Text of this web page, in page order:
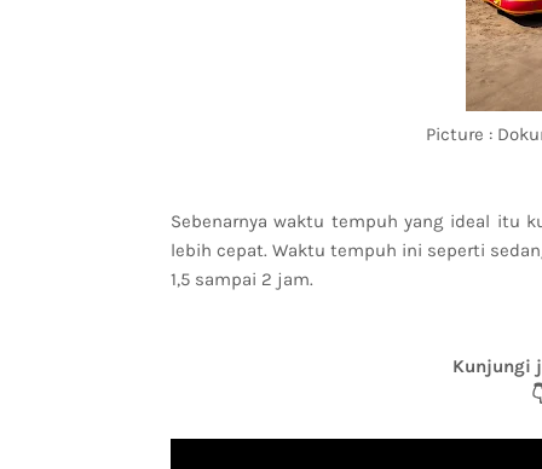
Picture :
Sebenarnya waktu tempuh yang ideal itu
lebih cepat. Waktu tempuh ini seperti
1,5 sampai 2 jam.
Kunjungi